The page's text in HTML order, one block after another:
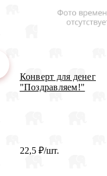
Конверт для денег
"Поздравляем!"
22,5 ₽/шт.